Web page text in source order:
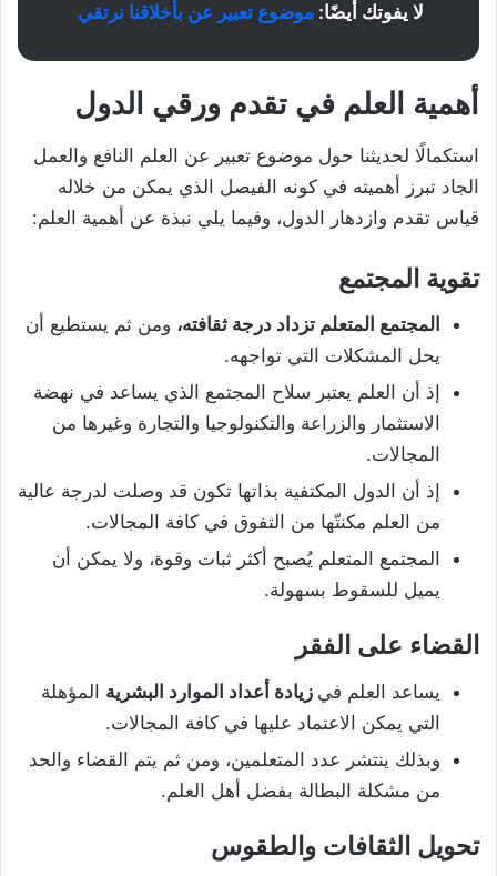
لا يفوتك أيضًا: موضوع تعبير عن بأخلاقنا نرتقي
أهمية العلم في تقدم ورقي الدول
استكمالًا لحديثنا حول موضوع تعبير عن العلم النافع والعمل
الجاد تبرز أهميته في كونه الفيصل الذي يمكن من خلاله
قياس تقدم وازدهار الدول، وفيما يلي نبذة عن أهمية العلم:
تقوية المجتمع
المجتمع المتعلم تزداد درجة ثقافته، ومن ثم يستطيع أن
يحل المشكلات التي تواجهه.
إذ أن العلم يعتبر سلاح المجتمع الذي يساعد في نهضة
الاستثمار والزراعة والتكنولوجيا والتجارة وغيرها من
المجالات.
إذ أن الدول المكتفية بذاتها تكون قد وصلت لدرجة عالية
من العلم مكنتّها من التفوق في كافة المجالات.
المجتمع المتعلم يُصبح أكثر ثبات وقوة، ولا يمكن أن
يميل للسقوط بسهولة.
القضاء على الفقر
يساعد العلم في زيادة أعداد الموارد البشرية المؤهلة
التي يمكن الاعتماد عليها في كافة المجالات.
وبذلك ينتشر عدد المتعلمين، ومن ثم يتم القضاء والحد
من مشكلة البطالة بفضل أهل العلم.
تحويل الثقافات والطقوس